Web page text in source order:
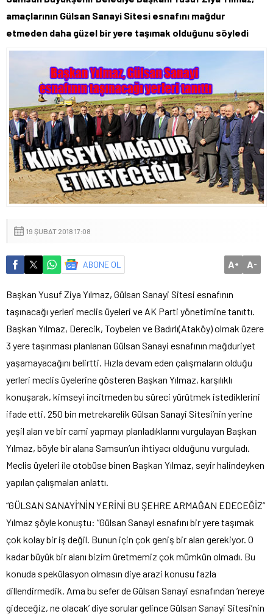
amaçlarının Gülsan Sanayi Sitesi esnafını mağdur
etmeden daha güzel bir yere taşımak olduğunu söyledi
19 ŞUBAT 2018 17:08
ABONE OL A+ A-
Başkan Yusuf Ziya Yılmaz, Gülsan Sanayi Sitesi esnafının
taşınacağı yerleri meclis üyeleri ve AK Parti yönetimine tanıttı.
Başkan Yılmaz, Derecik, Toybelen ve Badırlı(Ataköy) olmak üzere
3 yere taşınması planlanan Gülsan Sanayi esnafının mağduriyet
yaşamayacağını belirtti. Hızla devam eden çalışmaların olduğu
yerleri meclis üyelerine gösteren Başkan Yılmaz, karşılıklı
konuşarak, kimseyi incitmeden bu süreci yürütmek istediklerini
ifade etti. 250 bin metrekarelik Gülsan Sanayi Sitesi’nin yerine
yeşil alan ve bir cami yapmayı planladıklarını vurgulayan Başkan
Yılmaz, böyle bir alana Samsun’un ihtiyacı olduğunu vurguladı.
Meclis üyeleri ile otobüse binen Başkan Yılmaz, seyir halindeyken
yapılan çalışmaları anlattı.
“GÜLSAN SANAYİ’NİN YERİNİ BU ŞEHRE ARMAĞAN EDECEĞİZ”
Yılmaz şöyle konuştu: “Gülsan Sanayi esnafını bir yere taşımak
çok kolay bir iş değil. Bunun için çok geniş bir alan gerekiyor. O
kadar büyük bir alanı bizim üretmemiz çok mümkün olmadı. Bu
konuda spekülasyon olmasın diye arazi konusu fazla
dillendirmedik. Ama bu sefer de Gülsan Sanayi esnafından ‘nereye
gideceğiz, ne olacak’ diye sorular gelince Gülsan Sanayi Sitesi’nin